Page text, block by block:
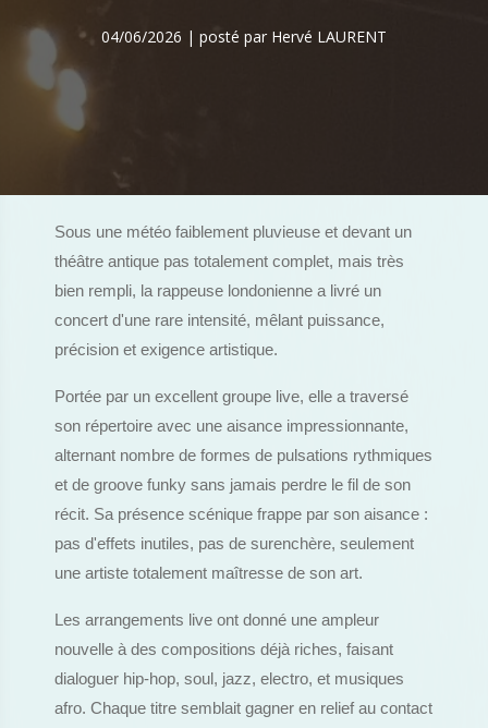
04/06/2026 | posté par Hervé LAURENT
Sous une météo faiblement pluvieuse et devant un
théâtre antique pas totalement complet, mais très
bien rempli, la rappeuse londonienne a livré un
concert d'une rare intensité, mêlant puissance,
précision et exigence artistique.
Portée par un excellent groupe live, elle a traversé
son répertoire avec une aisance impressionnante,
alternant nombre de formes de pulsations rythmiques
et de groove funky sans jamais perdre le fil de son
récit. Sa présence scénique frappe par son aisance :
pas d'effets inutiles, pas de surenchère, seulement
une artiste totalement maîtresse de son art.
Les arrangements live ont donné une ampleur
nouvelle à des compositions déjà riches, faisant
dialoguer hip-hop, soul, jazz, electro, et musiques
afro. Chaque titre semblait gagner en relief au contact